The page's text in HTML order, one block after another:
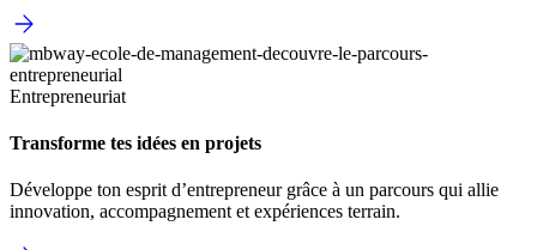
Entrepreneuriat
Transforme tes idées en projets
Développe ton esprit d’entrepreneur grâce à un parcours qui allie
innovation, accompagnement et expériences terrain.